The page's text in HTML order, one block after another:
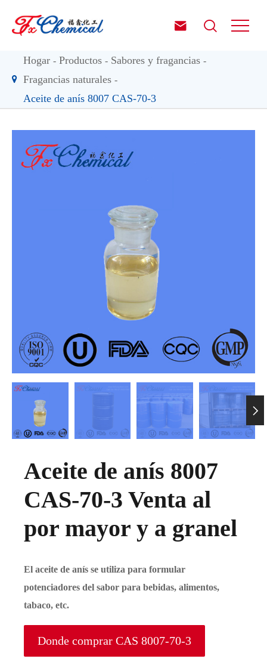
 
Hogar Productos
Sabores y fragancias
Fragancias naturales
Aceite de anís 8007 CAS-70-3

Aceite de anís 8007
CAS-70-3 Venta al
por mayor y a granel
El aceite de anís se utiliza para formular
potenciadores del sabor para bebidas, alimentos,
tabaco, etc.
Donde comprar CAS 8007-70-3